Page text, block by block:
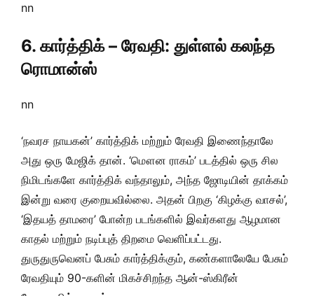
nn
6. கார்த்திக் – ரேவதி: துள்ளல் கலந்த
ரொமான்ஸ்
nn
‘நவரச நாயகன்’ கார்த்திக் மற்றும் ரேவதி இணைந்தாலே
அது ஒரு மேஜிக் தான். ‘மௌன ராகம்’ படத்தில் ஒரு சில
நிமிடங்களே கார்த்திக் வந்தாலும், அந்த ஜோடியின் தாக்கம்
இன்று வரை குறையவில்லை. அதன் பிறகு ‘கிழக்கு வாசல்’,
‘இதயத் தாமரை’ போன்ற படங்களில் இவர்களது ஆழமான
காதல் மற்றும் நடிப்புத் திறமை வெளிப்பட்டது.
துருதுருவெனப் பேசும் கார்த்திக்கும், கண்களாலேயே பேசும்
ரேவதியும் 90-களின் மிகச்சிறந்த ஆன்-ஸ்கிரீன்